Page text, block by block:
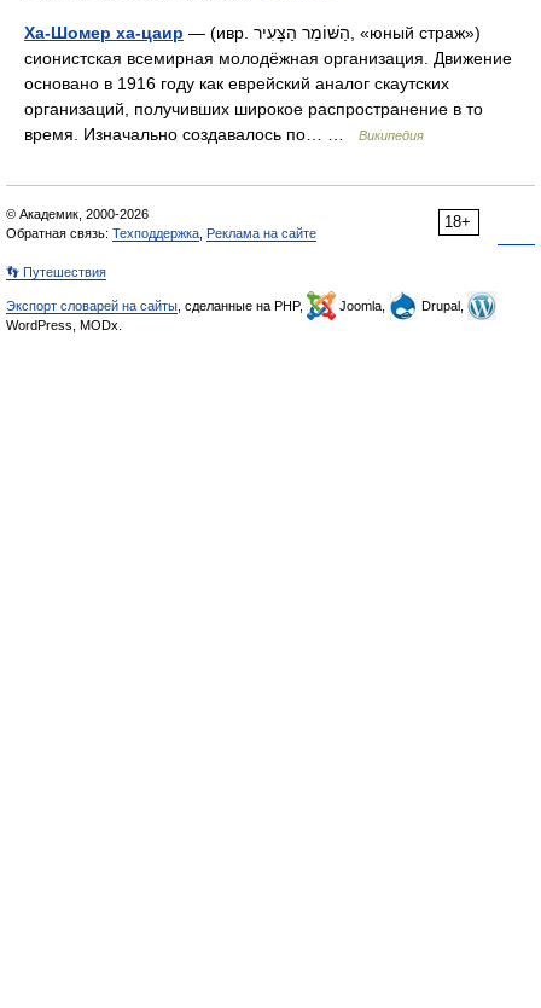
Ха-Шомер ха-цаир — (ивр. הַשּׁוֹמֵר הַצָּעִיר‎, «юный страж»)
сионистская всемирная молодёжная организация. Движение
основано в 1916 году как еврейский аналог скаутских
организаций, получивших широкое распространение в то
время. Изначально создавалось по… …
Википедия
18+
© Академик, 2000-2026
Обратная связь: Техподдержка Реклама на сайте
👣 Путешествия
Экспорт словарей на сайты , сделанные на PHP, Joomla,
Drupal,
WordPress, MODx.